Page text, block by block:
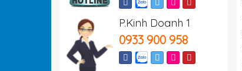
P.Kinh Doanh 1
0933 900 958